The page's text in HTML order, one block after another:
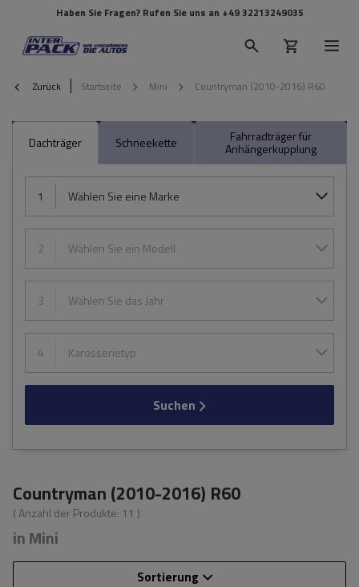
Haben Sie Fragen? Rufen Sie uns an +49 32213249035
Zurück Startseite Mini Countryman (2010-2016) R60
Dachträger Schneekette Fahrradträger für
Anhängerkupplung
1 Wählen Sie eine Marke
2 Wählen Sie ein Modell
3 Wählen Sie das Jahr
4 Karosserietyp
Suchen
Countryman (2010-2016) R60
( Anzahl der Produkte: 11 )
in Mini
Sortierung